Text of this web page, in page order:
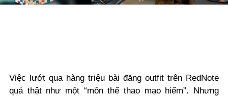
Việc lướt qua hàng triệu bài đăng outfit trên RedNote
quả thật như một “môn thể thao mạo hiểm”. Nhưng